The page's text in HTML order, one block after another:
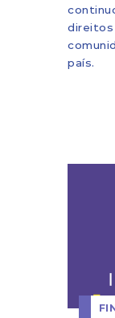
direitos
país.